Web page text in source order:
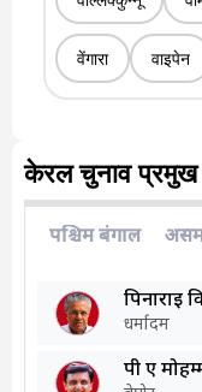
वेंगारा वाइपेन
केरल चुनाव प्रमुख